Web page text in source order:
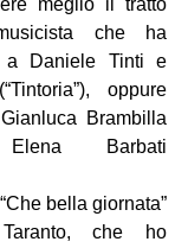
meglio il tratto
che ha
a Daniele Tinti e
oppure
Brambilla
Barbati
bella giornata”
che ho